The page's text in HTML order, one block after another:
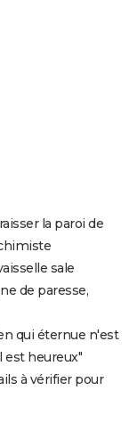
la paroi de
sale
de paresse,
qui éternue n'est
est heureux"
à vérifier pour